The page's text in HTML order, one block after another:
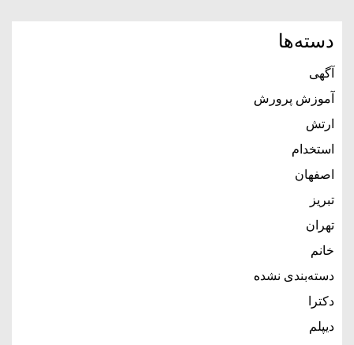
دسته‌ها
آگهی
آموزش پرورش
ارتش
استخدام
اصفهان
تبریز
تهران
خانم
دسته‌بندی نشده
دکترا
دیپلم